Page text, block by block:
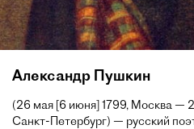
Александр Пушкин
(26 мая [6 июня] 1799, Москва —
Санкт-Петербург) — русский